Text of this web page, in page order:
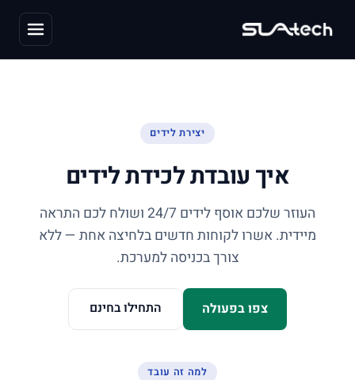
יצירת לידים
איך עובדת לכידת לידים
העוזר שלכם אוסף לידים 24/7 ושולח לכם התראה
מיידית. אשרו לקוחות חדשים בלחיצה אחת — ללא
צורך בכניסה למערכת.
צפו בפעולה התחילו בחינם
למה זה עובד